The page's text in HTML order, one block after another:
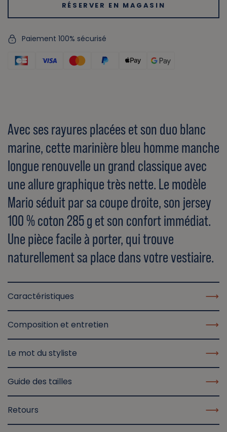
RÉSERVER EN MAGASIN
Paiement 100% sécurisé
Avec ses rayures placées et son duo blanc
marine, cette marinière bleu homme manche
longue renouvelle un grand classique avec
une allure graphique très nette. Le modèle
Mario séduit par sa coupe droite, son jersey
100 % coton 285 g et son confort immédiat.
Une pièce facile à porter, qui trouve
naturellement sa place dans votre vestiaire.
Caractéristiques
Composition et entretien
Le mot du styliste
Guide des tailles
Retours